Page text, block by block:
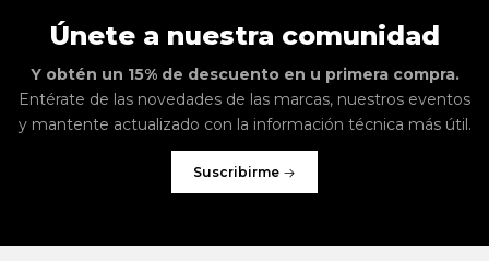
Únete a nuestra comunidad
Y obtén un 15% de descuento en u primera compra.
Entérate de las novedades de las marcas, nuestros eventos
y mantente actualizado con la información técnica más útil.
Suscribirme